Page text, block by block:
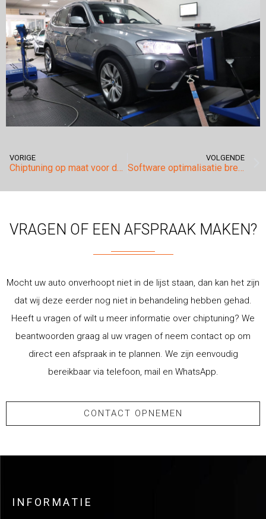
VORIGE
Chiptuning op maat voor de Bmw 320d E91.
VOLGENDE
Software optimalisatie brengt overduidelijk verschil.
VRAGEN OF EEN AFSPRAAK MAKEN?
Mocht uw auto onverhoopt niet in de lijst staan, dan kan het zijn
dat wij deze eerder nog niet in behandeling hebben gehad.
Heeft u vragen of wilt u meer informatie over chiptuning? We
beantwoorden graag al uw vragen of neem contact op om
direct een afspraak in te plannen. We zijn eenvoudig
bereikbaar via telefoon, mail en WhatsApp.
CONTACT OPNEMEN
INFORMATIE